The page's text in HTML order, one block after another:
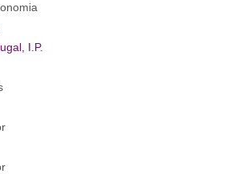
I.P.